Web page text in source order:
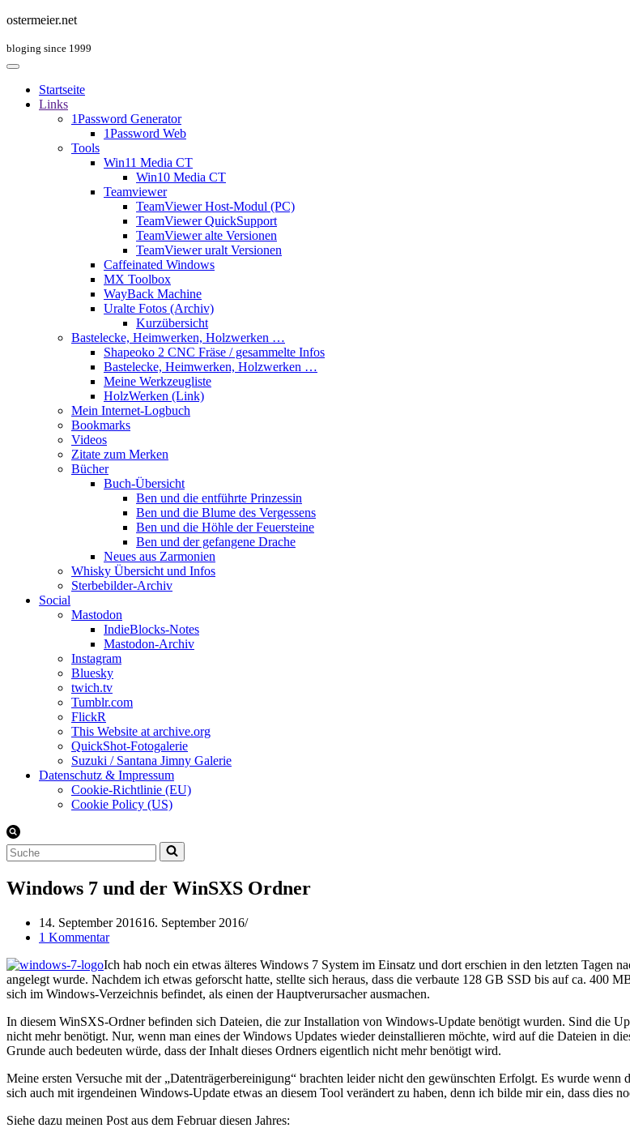
ostermeier.net
bloging since 1999
Startseite
Links
1Password Generator
1Password Web
Tools
Win11 Media CT
Win10 Media CT
Teamviewer
TeamViewer Host-Modul (PC)
TeamViewer QuickSupport
TeamViewer alte Versionen
TeamViewer uralt Versionen
Caffeinated Windows
MX Toolbox
WayBack Machine
Uralte Fotos (Archiv)
Kurzübersicht
Bastelecke, Heimwerken, Holzwerken …
Shapeoko 2 CNC Fräse / gesammelte Infos
Bastelecke, Heimwerken, Holzwerken …
Meine Werkzeugliste
HolzWerken (Link)
Mein Internet-Logbuch
Bookmarks
Videos
Zitate zum Merken
Bücher
Buch-Übersicht
Ben und die entführte Prinzessin
Ben und die Blume des Vergessens
Ben und die Höhle der Feuersteine
Ben und der gefangene Drache
Neues aus Zarmonien
Whisky Übersicht und Infos
Sterbebilder-Archiv
Social
Mastodon
IndieBlocks-Notes
Mastodon-Archiv
Instagram
Bluesky
twich.tv
Tumblr.com
FlickR
This Website at archive.org
QuickShot-Fotogalerie
Suzuki / Santana Jimny Galerie
Datenschutz & Impressum
Cookie-Richtlinie (EU)
Cookie Policy (US)
Suchen
nach …
Windows 7 und der WinSXS Ordner
14. September 201616. September 2016
1 Kommentar
Ich hab noch ein etwas älteres Windows 7 System im Einsatz und dort erschien in den letzten Tagen
angelegt wurde. Nachdem ich etwas geforscht hatte, stellte sich heraus, dass die verbaute 128 GB SSD bis auf ca. 400
sich im Windows-Verzeichnis befindet, als einen der Hauptverursacher ausmachen.
In diesem WinSXS-Ordner befinden sich Dateien, die zur Installation von Windows-Update benötigt wurden. Sind die
nicht mehr benötigt. Nur, wenn man eines der Windows Updates wieder deinstallieren möchte, wird auf die Dateien in
Grunde auch bedeuten würde, dass der Inhalt dieses Ordners eigentlich nicht mehr benötigt wird.
Meine ersten Versuche mit der „Datenträgerbereinigung“ brachten leider nicht den gewünschten Erfolgt. Es wurde
sich auch mit irgendeinen Windows-Update etwas an diesem Tool verändert zu haben, denn ich bilde mir ein, dass dies
Siehe dazu meinen Post aus dem Februar diesen Jahres: